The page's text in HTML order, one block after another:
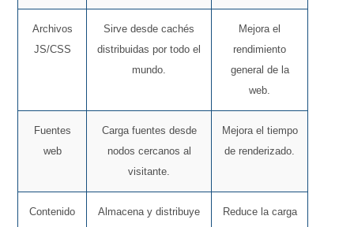
Archivos
JS/CSS
Sirve desde cachés
distribuidas por todo el
mundo.
Mejora el
rendimiento
general de la
web.
Fuentes
web
Carga fuentes desde
nodos cercanos al
visitante.
Mejora el tiempo
de renderizado.
Contenido
Almacena y distribuye
Reduce la carga